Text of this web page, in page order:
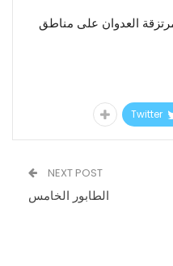
العدوان على مناطق
Twitter
NEXT POST
الطابور الخامس